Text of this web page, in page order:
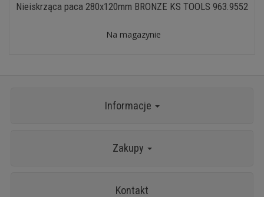
Nieiskrząca paca 280x120mm BRONZE KS TOOLS 963.9552
Na magazynie
Informacje
Zakupy
Kontakt